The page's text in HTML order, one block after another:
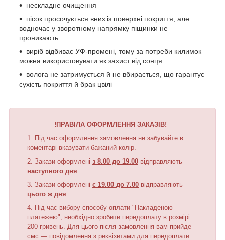
нескладне очищення
пісок просочується вниз із поверхні покриття, але
водночас у зворотному напрямку піщинки не
проникають
виріб відбиває УФ-промені, тому за потреби килимок
можна використовувати як захист від сонця
волога не затримується й не вбирається, що гарантує
сухість покриття й брак цвілі
!ПРАВІЛА ОФОРМЛЕННЯ ЗАКАЗІВ!
Під час оформлення замовлення не забувайте в
коментарі вказувати бажаний колір.
Закази оформлені з 8.00 до 19.00 відправляють
наступного дня
Закази оформлені с 19.00 до 7.00 відправляють
цього ж дня
Під час вибору способу оплати "Накладеною
платежею", необхідно зробити передоплату в розмірі
200 гривень. Для цього після замовлення вам прийде
смс — повідомлення з реквізитами для передоплати.